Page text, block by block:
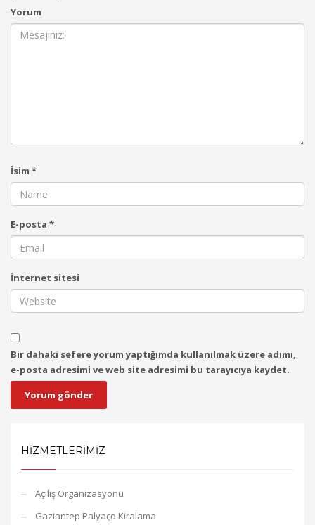
Yorum
İsim *
E-posta *
İnternet sitesi
Bir dahaki sefere yorum yaptığımda kullanılmak üzere adımı,
e-posta adresimi ve web site adresimi bu tarayıcıya kaydet.
HIZMETLERIMIZ
Açılış Organizasyonu
Gaziantep Palyaço Kiralama